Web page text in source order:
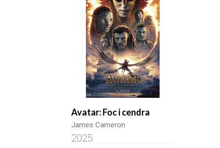
Avatar: Foc i cendra
James Cameron
2025